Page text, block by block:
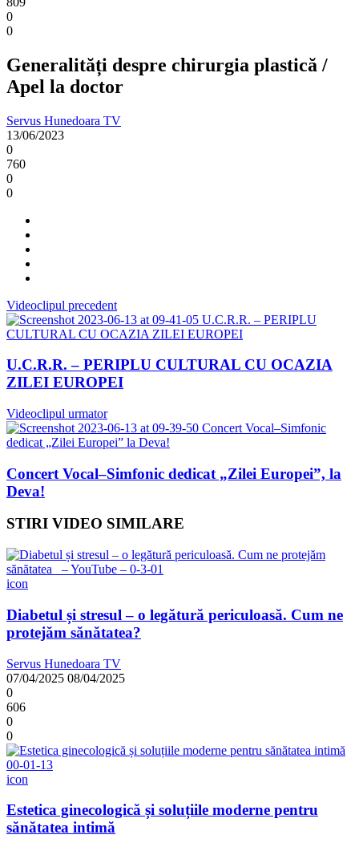
0
0
Generalități despre chirurgia plastică /
Apel la doctor
Servus Hunedoara TV
13/06/2023
0
760
0
0
Videoclipul precedent
U.C.R.R. – PERIPLU CULTURAL CU OCAZIA
ZILEI EUROPEI
Videoclipul urmator
Concert Vocal–Simfonic dedicat „Zilei Europei”, la
Deva!
STIRI VIDEO SIMILARE
icon
Diabetul și stresul – o legătură periculoasă. Cum ne
protejăm sănătatea?
Servus Hunedoara TV
07/04/2025 08/04/2025
0
606
0
0
icon
Estetica ginecologică și soluțiile moderne pentru
sănătatea intimă